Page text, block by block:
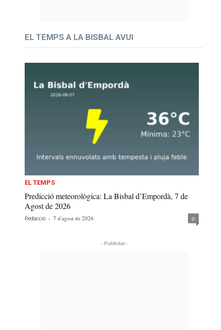
EL TEMPS A LA BISBAL AVUI
EL TEMPS
Predicció meteorològica: La Bisbal d’Empordà, 7 de
Agost de 2026
Redacció - 7 d'agost de 2026 0
- Publicitat -